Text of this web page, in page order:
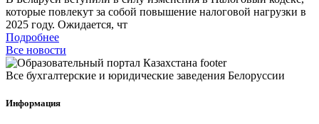
которые повлекут за собой повышение налоговой нагрузки в
2025 году. Ожидается, чт
Подробнее
Все новости
Все бухгалтерские и юридические заведения Белоруссии
Информация